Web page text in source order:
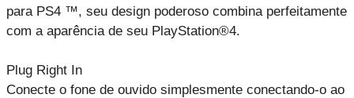
para PS4 ™, seu design poderoso combina perfeitamente
com a aparência de seu PlayStation®4.
Plug Right In
Conecte o fone de ouvido simplesmente conectando-o ao